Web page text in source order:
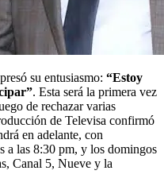
su entusiasmo: “Estoy
. Esta será la primera vez
de rechazar varias
de Televisa confirmó
en adelante, con
a las 8:30 pm, y los domingos
Canal 5, Nueve y la